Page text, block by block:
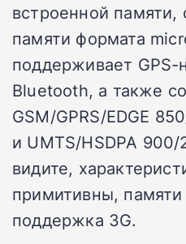
встроенной памяти,
памяти формата
поддерживает GPS-
Bluetooth, а также
GSM/GPRS/EDGE
и UMTS/HSDPA
видите,
примитивны,
поддержка 3G.